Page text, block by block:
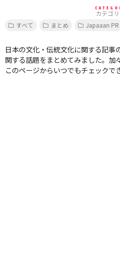
カテゴ
すべて
まとめ Japaaan PR
日本の文化・伝統文化に関する記事
関する話題をまとめてみました。加
このページからいつでもチェックで